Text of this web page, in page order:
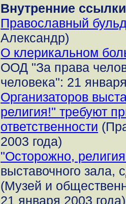
Внутренние
Православный
Александр)
О клерикальном
ООД "За права
человека": 21
Организаторов
религия!" требуют
ответственности
2003 года)
"Осторожно,
выставочного зала,
(Музей и
21 января 2003 года)